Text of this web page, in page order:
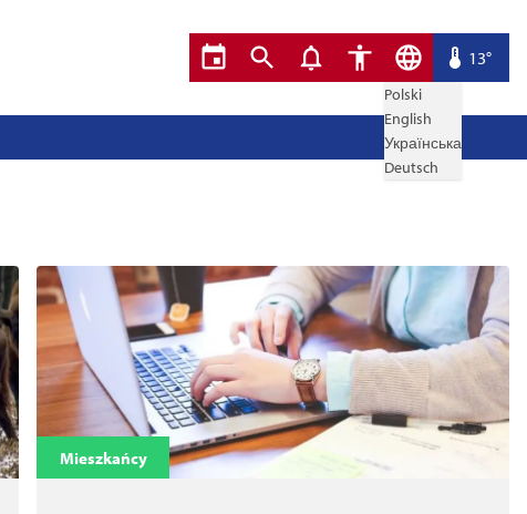
Polski
English
Українська
Deutsch
13°
Mieszkańcy